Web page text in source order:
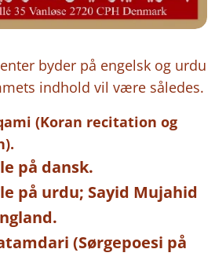
byder på engelsk og urdu
indhold vil være således.
(Koran recitation og
på dansk.
på urdu; Sayid Mujahid
(Sørgepoesi på